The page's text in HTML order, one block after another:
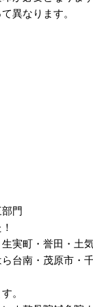
異なります。
門
実町・誉田・土
台南・茂原市・
。